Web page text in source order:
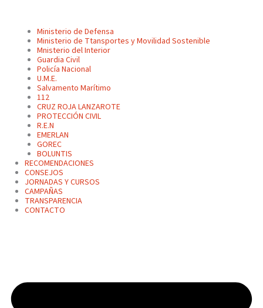
Ministerio de Defensa
Ministerio de Ttansportes y Movilidad Sostenible
Mnisterio del Interior
Guardia Civil
Policía Nacional
U.M.E.
Salvamento Marítimo
112
CRUZ ROJA LANZAROTE
PROTECCIÓN CIVIL
R.E.N
EMERLAN
GOREC
BOLUNTIS
RECOMENDACIONES
CONSEJOS
JORNADAS Y CURSOS
CAMPAÑAS
TRANSPARENCIA
CONTACTO